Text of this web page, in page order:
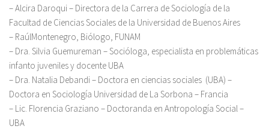
– Alcira Daroqui – Directora de la Carrera de Sociología de la
Facultad de Ciencias Sociales de la Universidad de Buenos Aires
– RaúlMontenegro, Biólogo, FUNAM
– Dra. Silvia Guemureman – Socióloga, especialista en problemáticas
infanto juveniles y docente UBA
– Dra. Natalia Debandi – Doctora en ciencias sociales (UBA) –
Doctora en Sociología Universidad de La Sorbona – Francia
– Lic. Florencia Graziano – Doctoranda en Antropología Social –
UBA